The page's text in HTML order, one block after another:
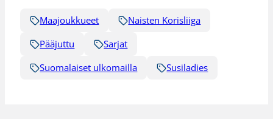
Maajoukkueet
Naisten Korisliiga
Pääjuttu
Sarjat
Suomalaiset ulkomailla
Susiladies